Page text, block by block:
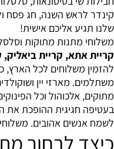
קינדר לראש השנה, חג פסח
שלנו תגיע אליכם אישית!
משלוחי מתנות מתוקות
קריית אתא, קריית ביאליק,
להזמין משלוחים לכל
משתלמים. מארזי יין
מתוקים, אלכוהול וכל
בעטיפה חגיגית ההופכת את
לשמח אנשים אהובים.
כיצד לבחור